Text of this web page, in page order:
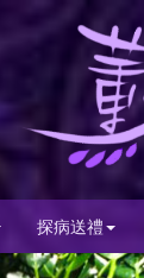
探病送禮